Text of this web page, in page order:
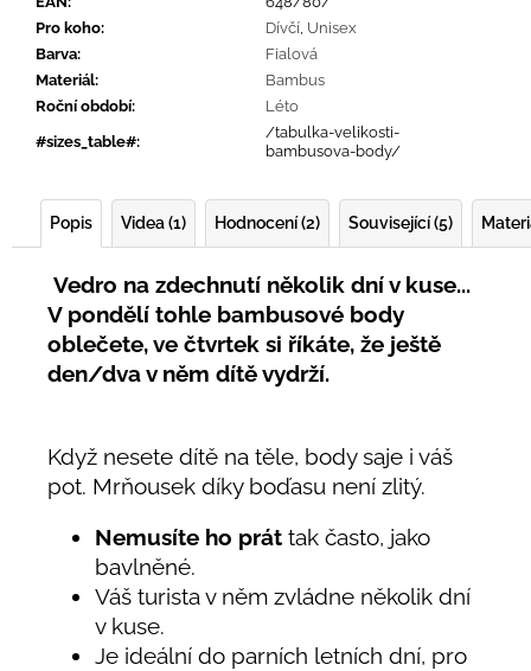
Pro koho: Dívčí Unisex
Barva:
Fialová
Materiál:
Bambus
Roční období:
Léto
#sizes_table#:
/tabulka-velikosti-
bambusova-body/
Popis Videa (1) Hodnocení (2) Související (5)
Vedro na zdechnutí několik dní v kuse...
V pondělí tohle bambusové body
oblečete, ve čtvrtek si říkáte, že ještě
den/dva v něm dítě vydrží.
Když nesete dítě na těle, body saje i váš
pot. Mrňousek díky boďasu není zlitý.
Nemusíte ho prát tak často, jako
bavlněné.
Váš turista v něm zvládne několik dní
v kuse.
Je ideální do parních letních dní, pro